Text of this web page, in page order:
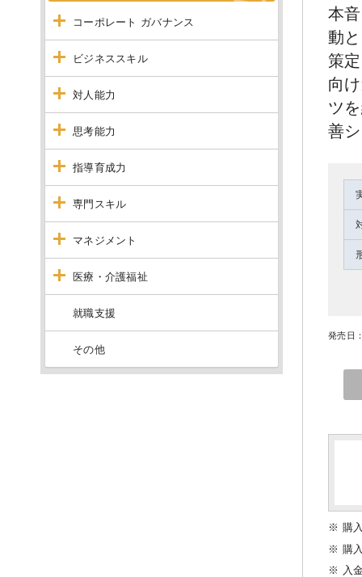
コーポレート ガバナンス
ビジネススキル
対人能力
思考能力
指導育成力
専門スキル
マネジメント
医療・介護福祉
就職支援
その他
本
動
策
向
ツ
善
発売日
※ 購
※ 購
※ 入